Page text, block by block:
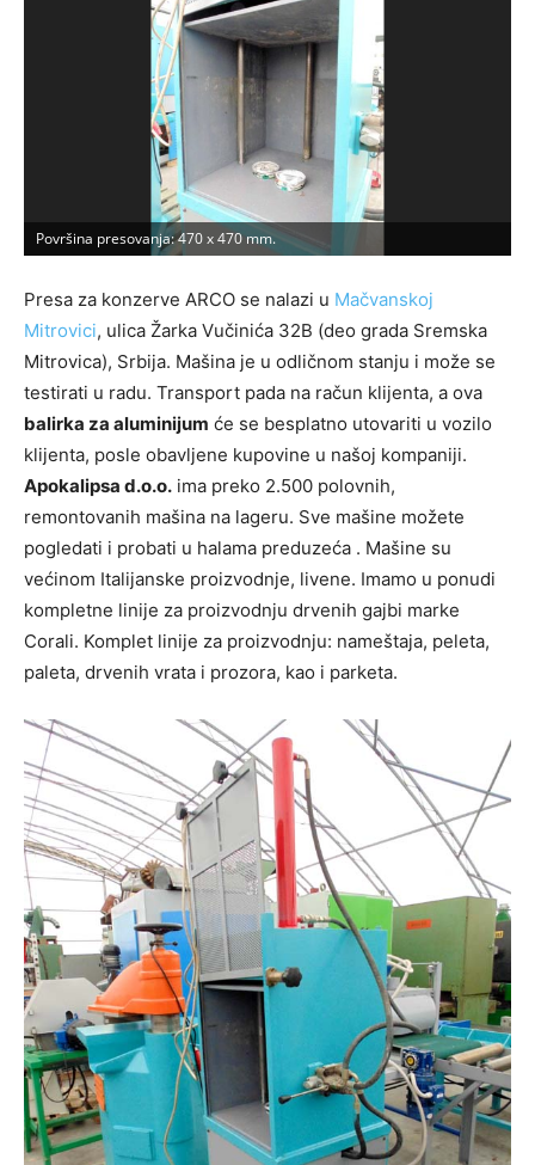
Površina presovanja: 470 x 470 mm.
Presa za konzerve ARCO se nalazi u Mačvanskoj
Mitrovici, ulica Žarka Vučinića 32B (deo grada Sremska
Mitrovica), Srbija. Mašina je u odličnom stanju i može se
testirati u radu. Transport pada na račun klijenta, a ova
balirka za aluminijum će se besplatno utovariti u vozilo
klijenta, posle obavljene kupovine u našoj kompaniji.
Apokalipsa d.o.o. ima preko 2.500 polovnih,
remontovanih mašina na lageru. Sve mašine možete
pogledati i probati u halama preduzeća . Mašine su
većinom Italijanske proizvodnje, livene. Imamo u ponudi
kompletne linije za proizvodnju drvenih gajbi marke
Corali. Komplet linije za proizvodnju: nameštaja, peleta,
paleta, drvenih vrata i prozora, kao i parketa.